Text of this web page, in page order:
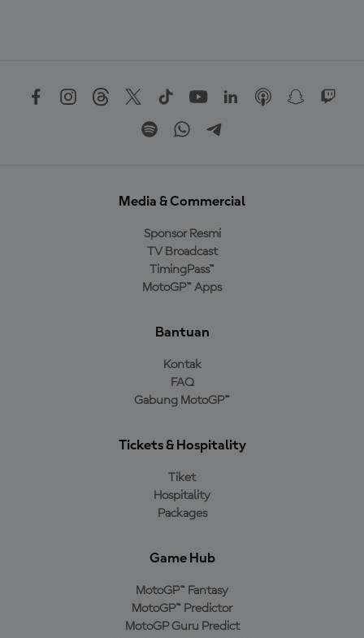
Media & Commercial
Sponsor Resmi
TV Broadcast
TimingPass™
MotoGP™ Apps
Bantuan
Kontak
FAQ
Gabung MotoGP™
Tickets & Hospitality
Tiket
Hospitality
Packages
Game Hub
MotoGP™ Fantasy
MotoGP™ Predictor
MotoGP Guru Predict